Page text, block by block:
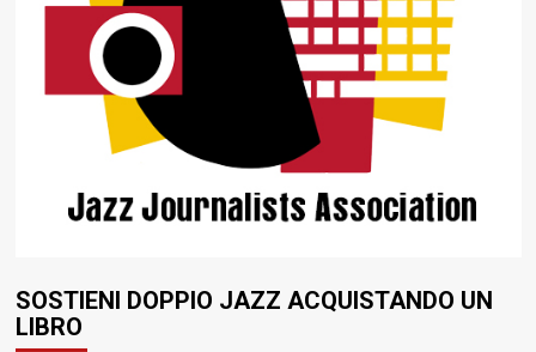
SOSTIENI DOPPIO JAZZ ACQUISTANDO UN
LIBRO